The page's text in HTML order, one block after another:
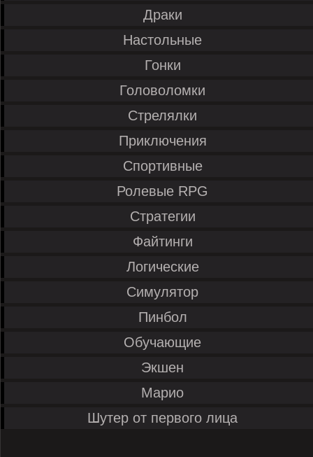
Драки
Настольные
Гонки
Головоломки
Стрелялки
Приключения
Спортивные
Ролевые RPG
Стратегии
Файтинги
Логические
Симулятор
Пинбол
Обучающие
Экшен
Марио
Шутер от первого лица